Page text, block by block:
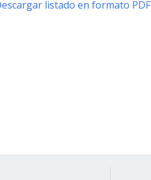
listado en formato PDF